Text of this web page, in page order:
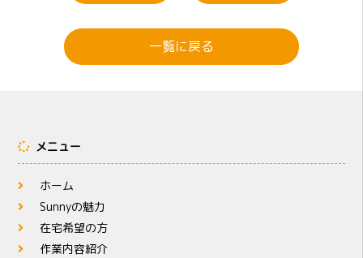
一覧に戻る
メニュー
ホーム
Sunnyの魅力
在宅希望の方
作業内容紹介